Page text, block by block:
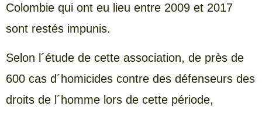
Colombie qui ont eu lieu entre 2009 et 2017
sont restés impunis.
Selon l´étude de cette association, de près de
600 cas d´homicides contre des défenseurs des
droits de l´homme lors de cette période,